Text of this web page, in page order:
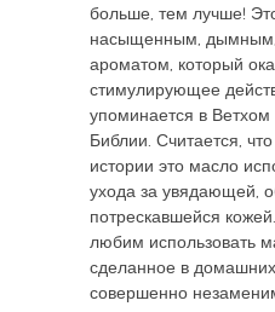
больше, тем лучше!
насыщенным,
ароматом, который
стимулирующее
упоминается в
Библии. Считается,
истории это масло
ухода за увядающей,
потрескавшейся
любим использовать
сделанное в домашних
совершенно